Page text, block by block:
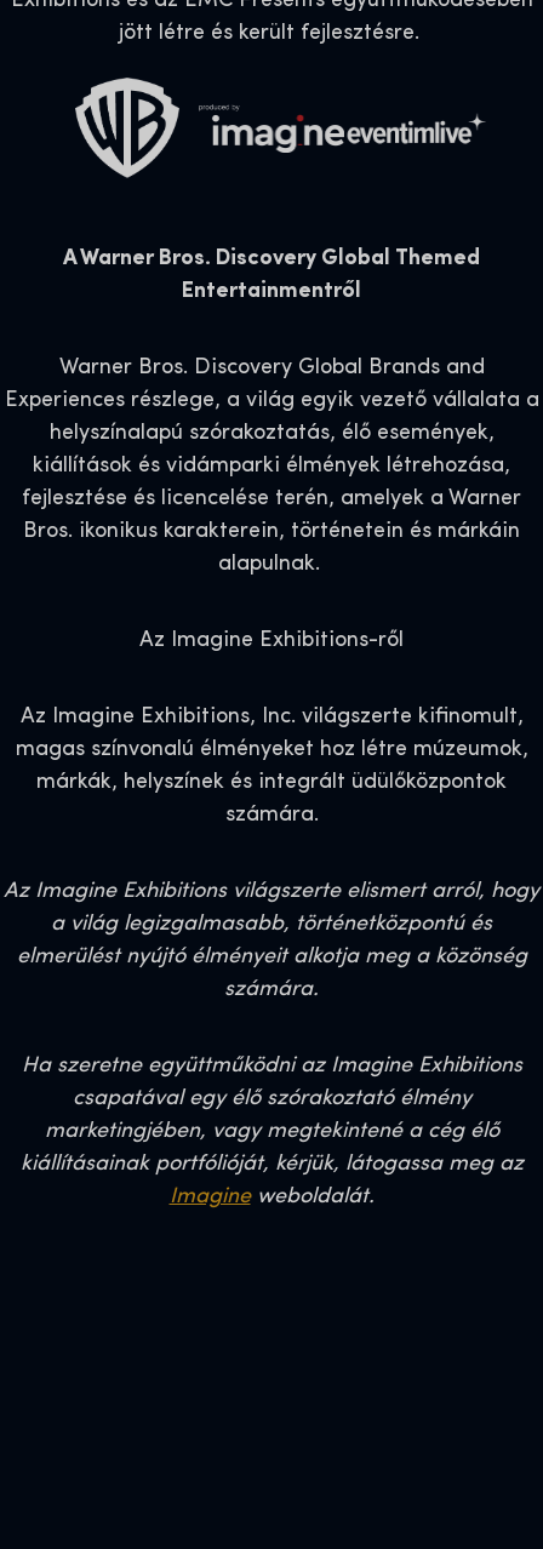
jött létre és került fejlesztésre.
A Warner Bros. Discovery Global Themed
Entertainmentről
Warner Bros. Discovery Global Brands and
Experiences részlege, a világ egyik vezető vállalata a
helyszínalapú szórakoztatás, élő események,
kiállítások és vidámparki élmények létrehozása,
fejlesztése és licencelése terén, amelyek a Warner
Bros. ikonikus karakterein, történetein és márkáin
alapulnak.
Az Imagine Exhibitions-ről
Az Imagine Exhibitions, Inc. világszerte kifinomult,
magas színvonalú élményeket hoz létre múzeumok,
márkák, helyszínek és integrált üdülőközpontok
számára.
Az Imagine Exhibitions világszerte elismert arról, hogy
a világ legizgalmasabb, történetközpontú és
elmerülést nyújtó élményeit alkotja meg a közönség
számára.
Ha szeretne együttműködni az Imagine Exhibitions
csapatával egy élő szórakoztató élmény
marketingjében, vagy megtekintené a cég élő
kiállításainak portfólióját, kérjük, látogassa meg az
Imagineweboldalát.